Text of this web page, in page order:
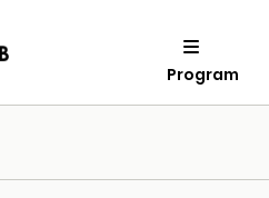
Program